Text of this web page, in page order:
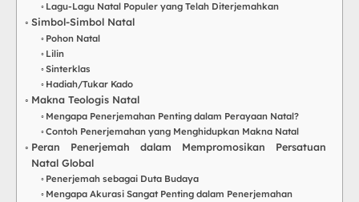
Lagu-Lagu Natal Populer yang Telah Diterjemahkan
Simbol-Simbol Natal
Pohon Natal
Lilin
Sinterklas
Hadiah/Tukar Kado
Makna Teologis Natal
Mengapa Penerjemahan Penting dalam Perayaan Natal?
Contoh Penerjemahan yang Menghidupkan Makna Natal
Peran Penerjemah dalam Mempromosikan Persatuan
Natal Global
Penerjemah sebagai Duta Budaya
Mengapa Akurasi Sangat Penting dalam Penerjemahan